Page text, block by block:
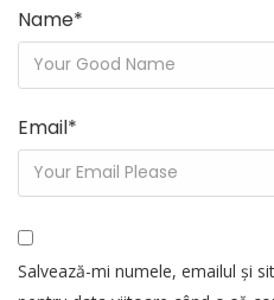
Name*
Email*
Salvează-mi numele, emailul și